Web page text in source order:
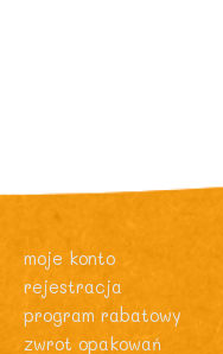
moje konto
rejestracja
program rabatowy
zwrot opakowań